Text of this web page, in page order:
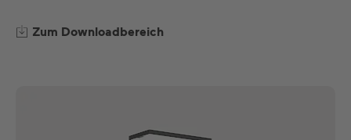
Zum Downloadbereich